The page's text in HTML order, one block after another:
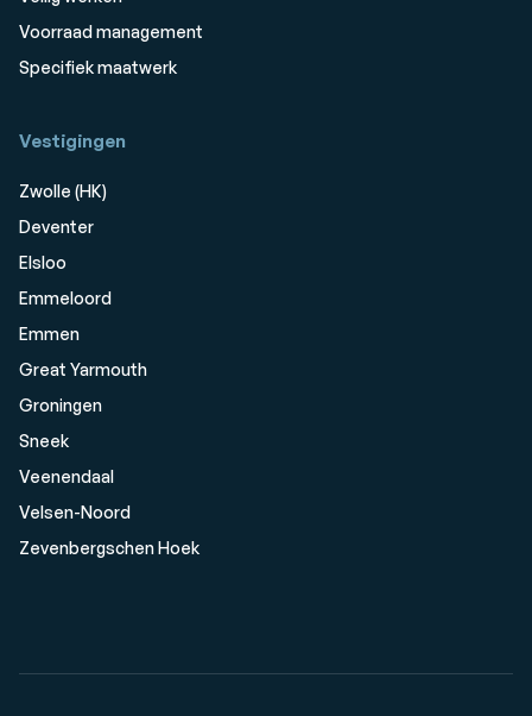
Voorraad management
Specifiek maatwerk
Vestigingen
Zwolle (HK)
Deventer
Elsloo
Emmeloord
Emmen
Great Yarmouth
Groningen
Sneek
Veenendaal
Velsen-Noord
Zevenbergschen Hoek